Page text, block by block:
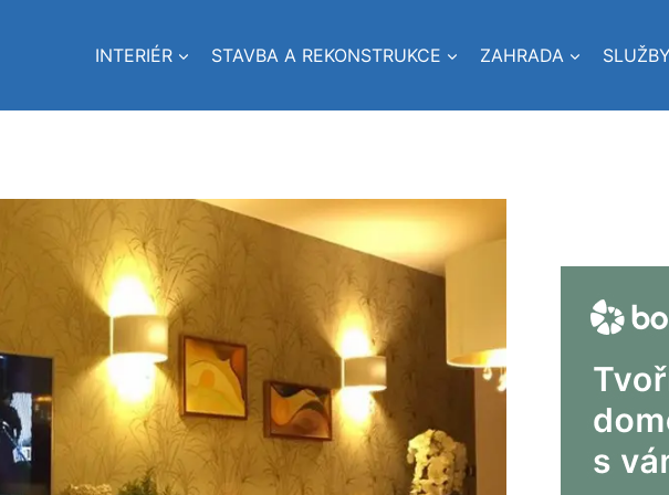
INTERIÉR STAVBA A REKONSTRUKCE ZAHRADA